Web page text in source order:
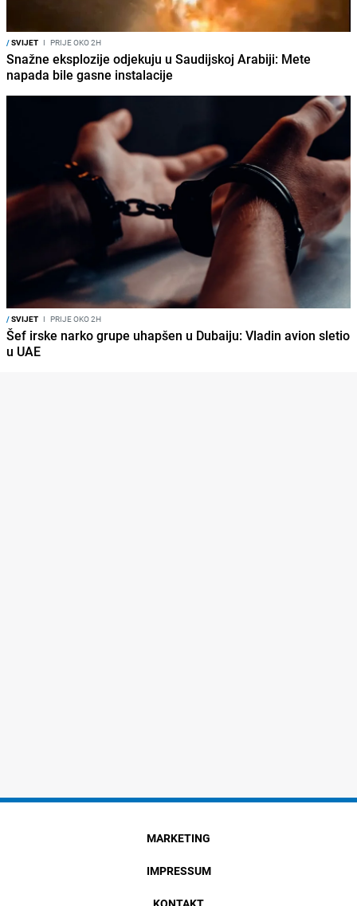
/SVIJET I PRIJE OKO 2H
Snažne eksplozije odjekuju u Saudijskoj Arabiji: Mete
napada bile gasne instalacije
/SVIJET I PRIJE OKO 2H
Šef irske narko grupe uhapšen u Dubaiju: Vladin avion sletio
u UAE
MARKETING
IMPRESSUM